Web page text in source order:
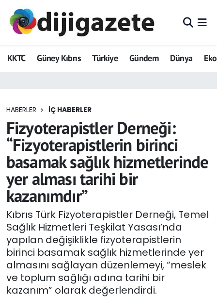
KKTC Güney Kıbrıs Türkiye Gündem Dünya
HABERLER İÇ HABERLER
Fizyoterapistler Derneği:
“Fizyoterapistlerin birinci
basamak sağlık hizmetlerinde
yer alması tarihi bir
kazanımdır”
Kıbrıs Türk Fizyoterapistler Derneği, Temel
Sağlık Hizmetleri Teşkilat Yasası’nda
yapılan değişiklikle fizyoterapistlerin
birinci basamak sağlık hizmetlerinde yer
almasını sağlayan düzenlemeyi, “meslek
ve toplum sağlığı adına tarihi bir
kazanım” olarak değerlendirdi.
ADVERTORIAL
Dijigazete
Eğitim
Ekonomi
Foto Galeri
GEZİ
Güncel
Gündem
KKTC
KKTC YEREL SEÇİM 2018
Hava Durumu
Trafik Durumu
Tüm Manşetler
Son Dakika Haberleri
Haber Arşivi